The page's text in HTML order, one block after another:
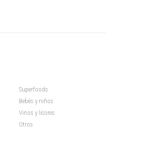
Superfoods
Bebés y niños
Vinos y licores
Otros